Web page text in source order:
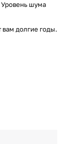
Уровень шума
вам долгие годы.